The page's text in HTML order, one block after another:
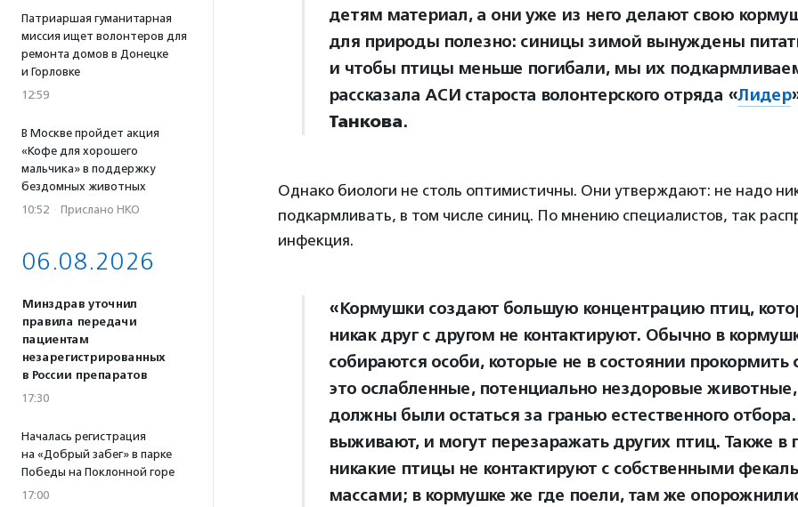
Патриаршая гуманитарная
миссия ищет волонтеров для
ремонта домов в Донецке
и Горловке
12:59
В Москве пройдет акция
«Кофе для хорошего
мальчика» в поддержку
бездомных животных
10:52 · Прислано НКО
06.08.2026
Минздрав уточнил
правила передачи
пациентам
незарегистрированных
в России препаратов
17:30
Началась регистрация
на «Добрый забег» в парке
Победы на Поклонной горе
17:00
детям материал, а они уже из него делают свою
для природы полезно: синицы зимой вынуждены
и чтобы птицы меньше погибали, мы их
рассказала АСИ староста волонтерского отряда «Лидер
Танкова.
Однако биологи не столь оптимистичны. Они утверждают: не надо
подкармливать, в том числе синиц. По мнению специалистов, так
инфекция.
«Кормушки создают большую концентрацию птиц,
никак друг с другом не контактируют. Обычно в
собираются особи, которые не в состоянии прокормить
это ослабленные, потенциально нездоровые
должны были остаться за гранью естественного
выживают, и могут перезаражать других птиц. Также в
никакие птицы не контактируют с собственными
массами; в кормушке же где поели, там же